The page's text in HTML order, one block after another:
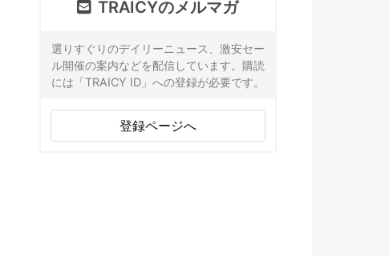
TRAICYのメルマガ
選りすぐりのデイリーニュース、激安セー
ル開催の案内などを配信しています。購読
には「TRAICY ID」への登録が必要です。
登録ページへ